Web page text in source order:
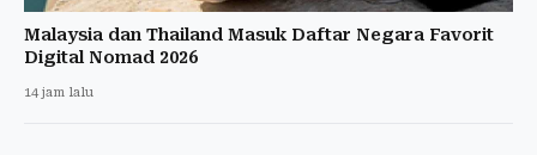
Malaysia dan Thailand Masuk Daftar Negara Favorit
Digital Nomad 2026
14 jam lalu